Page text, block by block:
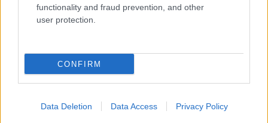
functionality and fraud prevention, and other
user protection.
CONFIRM
Data Deletion Data Access Privacy Policy